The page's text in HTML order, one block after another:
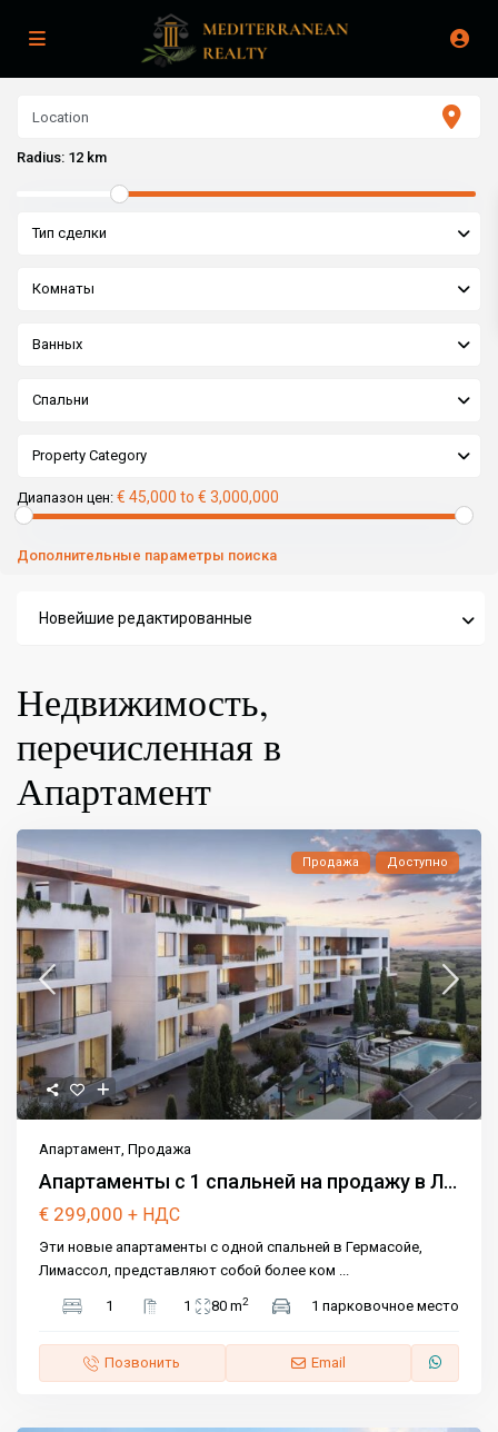
Radius: 12 km
Тип сделки
Комнаты
Ванных
Спальни
Property Category
Диапазон цен: € 45,000 to € 3,000,000
Дополнительные параметры поиска
Новейшие редактированные
Недвижимость,
перечисленная в
Апартамент
Продажа Доступно
Апартамент,Продажа
Апартаменты с 1 спальней на продажу в Л...
€ 299,000+ НДС
Эти новые апартаменты с одной спальней в Гермасойе,
Лимассол, представляют собой более ком ...
1 1 80 m2 1 парковочное место
Позвонить Email